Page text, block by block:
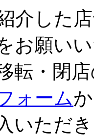
介した
お願い
転・閉
ォーム
いただ